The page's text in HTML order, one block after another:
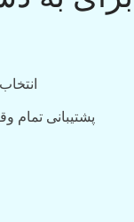
پشتیبانی تمام